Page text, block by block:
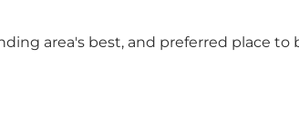
area's best, and preferred place to